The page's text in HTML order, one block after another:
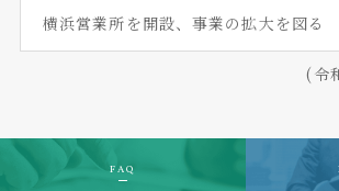
横浜営業所を開設、事業の拡大を図る
(令
FAQ